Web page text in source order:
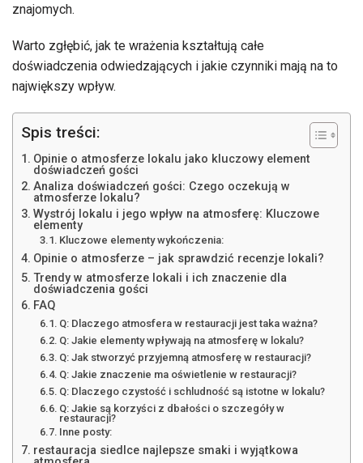
znajomych.
Warto zgłębić, jak te wrażenia kształtują całe
doświadczenia odwiedzających i jakie czynniki mają na to
największy wpływ.
Spis treści:
Opinie o atmosferze lokalu jako kluczowy element
doświadczeń gości
Analiza doświadczeń gości: Czego oczekują w
atmosferze lokalu?
Wystrój lokalu i jego wpływ na atmosferę: Kluczowe
elementy
Kluczowe elementy wykończenia:
Opinie o atmosferze – jak sprawdzić recenzje lokali?
Trendy w atmosferze lokali i ich znaczenie dla
doświadczenia gości
FAQ
Q: Dlaczego atmosfera w restauracji jest taka ważna?
Q: Jakie elementy wpływają na atmosferę w lokalu?
Q: Jak stworzyć przyjemną atmosferę w restauracji?
Q: Jakie znaczenie ma oświetlenie w restauracji?
Q: Dlaczego czystość i schludność są istotne w lokalu?
Q: Jakie są korzyści z dbałości o szczegóły w
restauracji?
Inne posty:
restauracja siedlce najlepsze smaki i wyjątkowa